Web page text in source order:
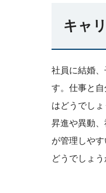
キャ
社員に結婚
す。仕事と
はどうでしょ
昇進や異動
が管理しや
どうでしょう